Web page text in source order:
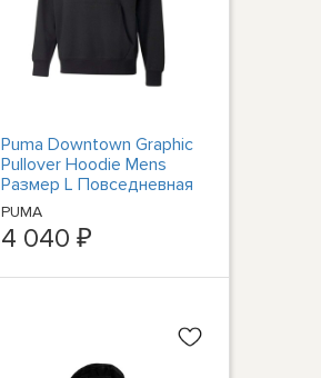
Puma Downtown Graphic
Pullover Hoodie Mens
Размер L Повседневная
спортивная верхняя
одежда 535
PUMA
4 040 ₽